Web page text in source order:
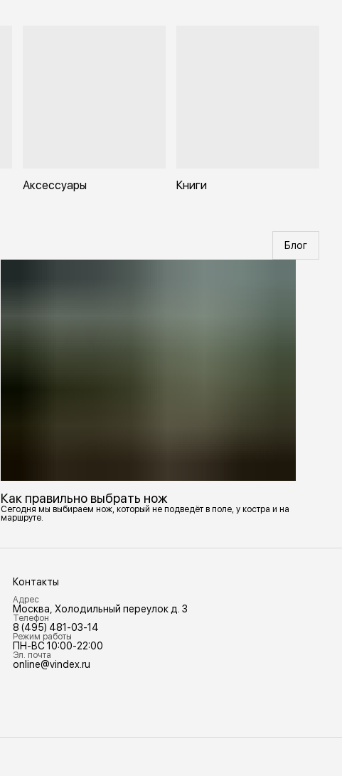
Аксессуары Книги
Блог
Как правильно выбрать нож
Сегодня мы выбираем нож, который не подведёт в поле, у костра и на
маршруте.
Контакты
Адрес
Москва, Холодильный переулок д. 3
Телефон
8 (495) 481-03-14
Режим работы
ПН-ВС 10:00-22:00
Эл. почта
online@vindex.ru